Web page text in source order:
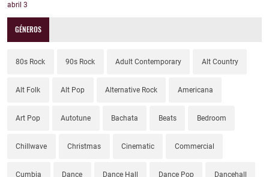
abril 3
GÉNEROS
80s Rock 90s Rock Adult Contemporary Alt Country
Alt Folk Alt Pop Alternative Rock Americana
Art Pop Autotune Bachata Beats Bedroom
Chillwave Christmas Cinematic Commercial
Cumbia Dance Dance Hall Dance Pop Dancehall